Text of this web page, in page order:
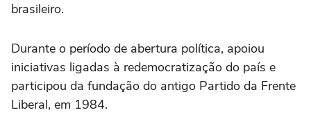
brasileiro.
Durante o período de abertura política, apoiou
iniciativas ligadas à redemocratização do país e
participou da fundação do antigo Partido da Frente
Liberal, em 1984.